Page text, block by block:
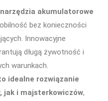
narzędzia akumulatorowe
bez konieczności
Innowacyjne
długą żywotność i
warunkach.
idealne rozwiązanie
jak i majsterkowiczów,